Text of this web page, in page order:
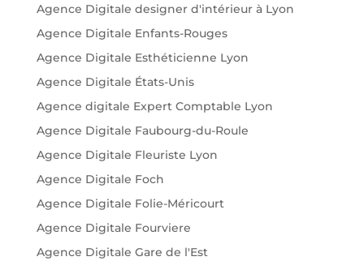
Agence Digitale designer d'intérieur à Lyon
Agence Digitale Enfants-Rouges
Agence Digitale Esthéticienne Lyon
Agence Digitale États-Unis
Agence digitale Expert Comptable Lyon
Agence Digitale Faubourg-du-Roule
Agence Digitale Fleuriste Lyon
Agence Digitale Foch
Agence Digitale Folie-Méricourt
Agence Digitale Fourviere
Agence Digitale Gare de l'Est